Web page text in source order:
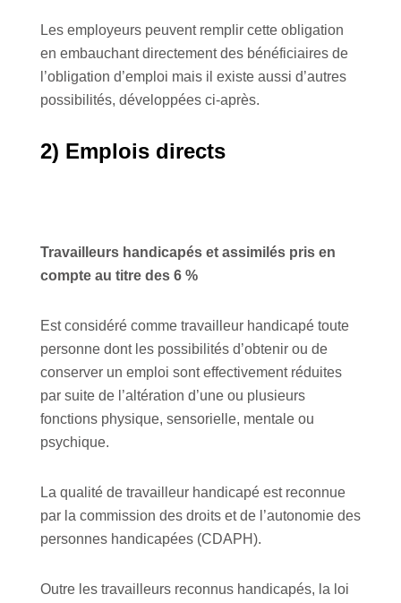
Les employeurs peuvent remplir cette obligation
en embauchant directement des bénéficiaires de
l’obligation d’emploi mais il existe aussi d’autres
possibilités, développées ci-après.
2) Emplois directs
Travailleurs handicapés et assimilés pris en
compte au titre des 6 %
Est considéré comme travailleur handicapé toute
personne dont les possibilités d’obtenir ou de
conserver un emploi sont effectivement réduites
par suite de l’altération d’une ou plusieurs
fonctions physique, sensorielle, mentale ou
psychique.
La qualité de travailleur handicapé est reconnue
par la commission des droits et de l’autonomie des
personnes handicapées (CDAPH).
Outre les travailleurs reconnus handicapés, la loi